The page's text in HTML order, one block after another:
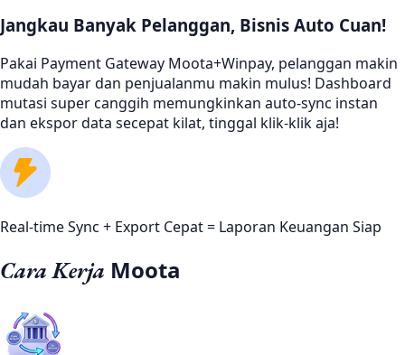
Jangkau Banyak Pelanggan, Bisnis Auto Cuan!
Pakai Payment Gateway Moota+Winpay, pelanggan makin
mudah bayar dan penjualanmu makin mulus! Dashboard
mutasi super canggih memungkinkan auto-sync instan
dan ekspor data secepat kilat, tinggal klik-klik aja!
Real-time Sync + Export Cepat = Laporan Keuangan Siap
Cara Kerja Moota